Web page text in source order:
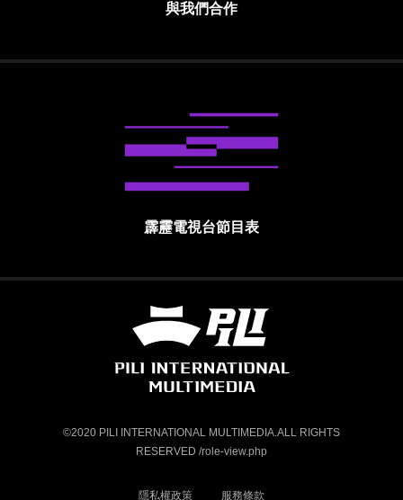
與我們合作
霹靂電視台節目表
霹靂國際多媒體股份有限公司 PILI
©2020 PILI INTERNATIONAL MULTIMEDIA.ALL RIGHTS
RESERVED /role-view.php
隱私權政策 服務條款